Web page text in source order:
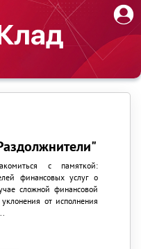
с памяткой:
финансовых услуг о
сложной финансовой
от исполнения